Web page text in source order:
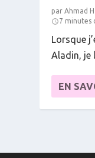
parAhmad H
7 minutes
Lorsque
Aladin, je
EN